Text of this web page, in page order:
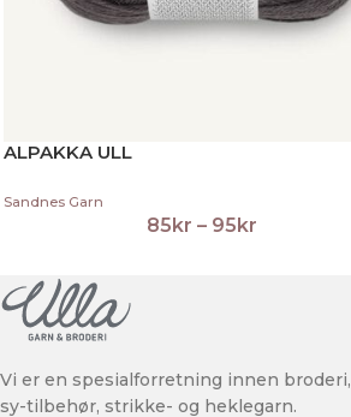
ALPAKKA ULL
Sandnes Garn
85kr – 95kr
Vi er en spesialforretning innen broderi,
sy-tilbehør, strikke- og heklegarn.